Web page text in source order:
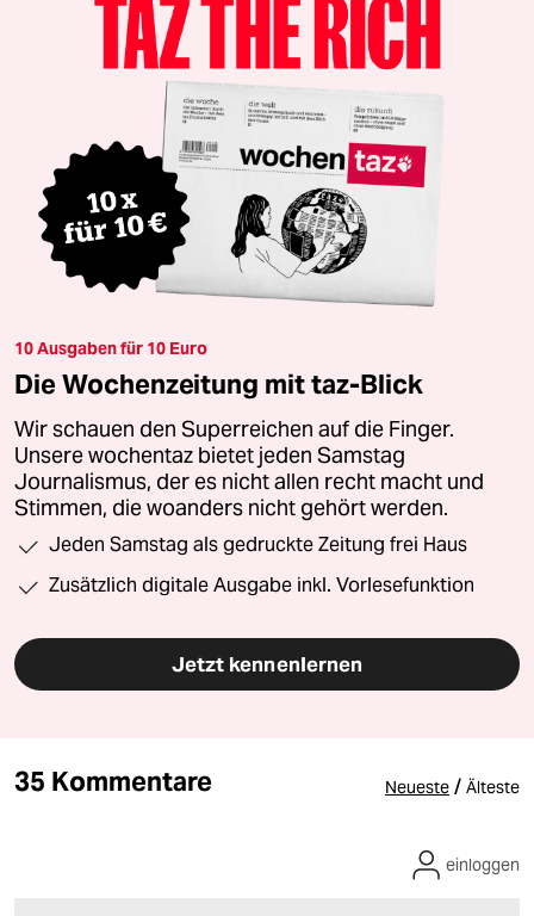
10 Ausgaben für 10 Euro
Die Wochenzeitung mit taz-Blick
Wir schauen den Superreichen auf die Finger.
Unsere wochentaz bietet jeden Samstag
Journalismus, der es nicht allen recht macht und
Stimmen, die woanders nicht gehört werden.
Jeden Samstag als gedruckte Zeitung frei Haus
Zusätzlich digitale Ausgabe inkl. Vorlesefunktion
Jetzt kennenlernen
35 Kommentare Neueste / Älteste
einloggen